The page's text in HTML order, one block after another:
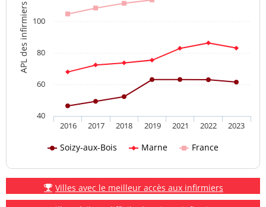
APL des infirmiers
Soizy-aux-Bois Marne France
2016 2017 2018 2019 2021 2022 2023
40
60
80
100
Villes avec le meilleur accès aux infirmiers